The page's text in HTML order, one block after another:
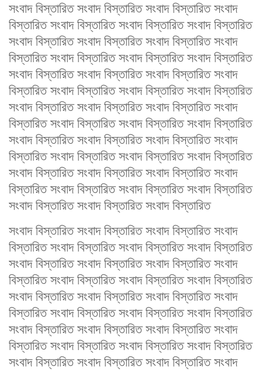
সংবাদ বিস্তারিত সংবাদ বিস্তারিত সংবাদ বিস্তারিত সংবাদ
বিস্তারিত সংবাদ বিস্তারিত সংবাদ বিস্তারিত সংবাদ বিস্তারিত
সংবাদ বিস্তারিত সংবাদ বিস্তারিত সংবাদ বিস্তারিত সংবাদ
বিস্তারিত সংবাদ বিস্তারিত সংবাদ বিস্তারিত সংবাদ বিস্তারিত
সংবাদ বিস্তারিত সংবাদ বিস্তারিত সংবাদ বিস্তারিত সংবাদ
বিস্তারিত সংবাদ বিস্তারিত সংবাদ বিস্তারিত সংবাদ বিস্তারিত
সংবাদ বিস্তারিত সংবাদ বিস্তারিত সংবাদ বিস্তারিত সংবাদ
বিস্তারিত সংবাদ বিস্তারিত সংবাদ বিস্তারিত সংবাদ বিস্তারিত
সংবাদ বিস্তারিত সংবাদ বিস্তারিত সংবাদ বিস্তারিত সংবাদ
বিস্তারিত সংবাদ বিস্তারিত সংবাদ বিস্তারিত সংবাদ বিস্তারিত
সংবাদ বিস্তারিত সংবাদ বিস্তারিত সংবাদ বিস্তারিত সংবাদ
বিস্তারিত সংবাদ বিস্তারিত সংবাদ বিস্তারিত সংবাদ বিস্তারিত
সংবাদ বিস্তারিত সংবাদ বিস্তারিত সংবাদ বিস্তারিত
সংবাদ বিস্তারিত সংবাদ বিস্তারিত সংবাদ বিস্তারিত সংবাদ
বিস্তারিত সংবাদ বিস্তারিত সংবাদ বিস্তারিত সংবাদ বিস্তারিত
সংবাদ বিস্তারিত সংবাদ বিস্তারিত সংবাদ বিস্তারিত সংবাদ
বিস্তারিত সংবাদ বিস্তারিত সংবাদ বিস্তারিত সংবাদ বিস্তারিত
সংবাদ বিস্তারিত সংবাদ বিস্তারিত সংবাদ বিস্তারিত সংবাদ
বিস্তারিত সংবাদ বিস্তারিত সংবাদ বিস্তারিত সংবাদ বিস্তারিত
সংবাদ বিস্তারিত সংবাদ বিস্তারিত সংবাদ বিস্তারিত সংবাদ
বিস্তারিত সংবাদ বিস্তারিত সংবাদ বিস্তারিত সংবাদ বিস্তারিত
সংবাদ বিস্তারিত সংবাদ বিস্তারিত সংবাদ বিস্তারিত সংবাদ